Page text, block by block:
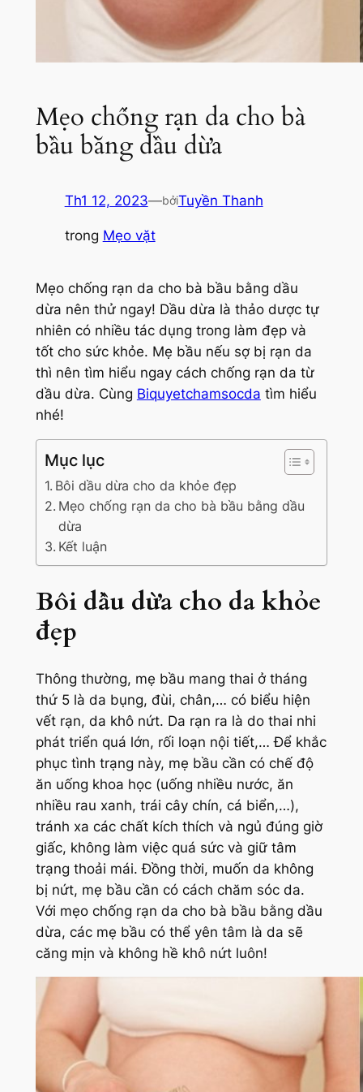
Mẹo chống rạn da cho bà
bầu bằng dầu dừa
Th1 12, 2023—bởiTuyền Thanh
trong Mẹo vặt
Mẹo chống rạn da cho bà bầu bằng dầu
dừa nên thử ngay! Dầu dừa là thảo dược tự
nhiên có nhiều tác dụng trong làm đẹp và
tốt cho sức khỏe. Mẹ bầu nếu sợ bị rạn da
thì nên tìm hiểu ngay cách chống rạn da từ
dầu dừa. Cùng Biquyetchamsocda tìm hiểu
nhé!
Mục lục
Bôi dầu dừa cho da khỏe đẹp
Mẹo chống rạn da cho bà bầu bằng dầu
dừa
Kết luận
Bôi dầu dừa cho da khỏe
đẹp
Thông thường, mẹ bầu mang thai ở tháng
thứ 5 là da bụng, đùi, chân,… có biểu hiện
vết rạn, da khô nứt. Da rạn ra là do thai nhi
phát triển quá lớn, rối loạn nội tiết,… Để khắc
phục tình trạng này, mẹ bầu cần có chế độ
ăn uống khoa học (uống nhiều nước, ăn
nhiều rau xanh, trái cây chín, cá biển,…),
tránh xa các chất kích thích và ngủ đúng giờ
giấc, không làm việc quá sức và giữ tâm
trạng thoải mái. Đồng thời, muốn da không
bị nứt, mẹ bầu cần có cách chăm sóc da.
Với mẹo chống rạn da cho bà bầu bằng dầu
dừa, các mẹ bầu có thể yên tâm là da sẽ
căng mịn và không hề khô nứt luôn!